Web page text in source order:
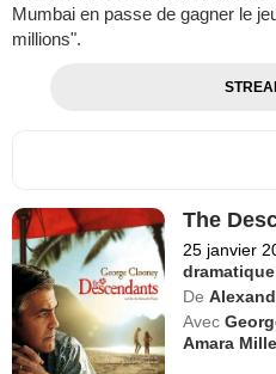
Mumbai en passe de gagner le
millions".
The
25 janvier
dramatique
De
Avec
Amara